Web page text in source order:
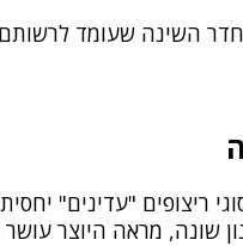
השינה שעומד לרשותם
ריצופים "עדינים"
שונה, מראה היוצר